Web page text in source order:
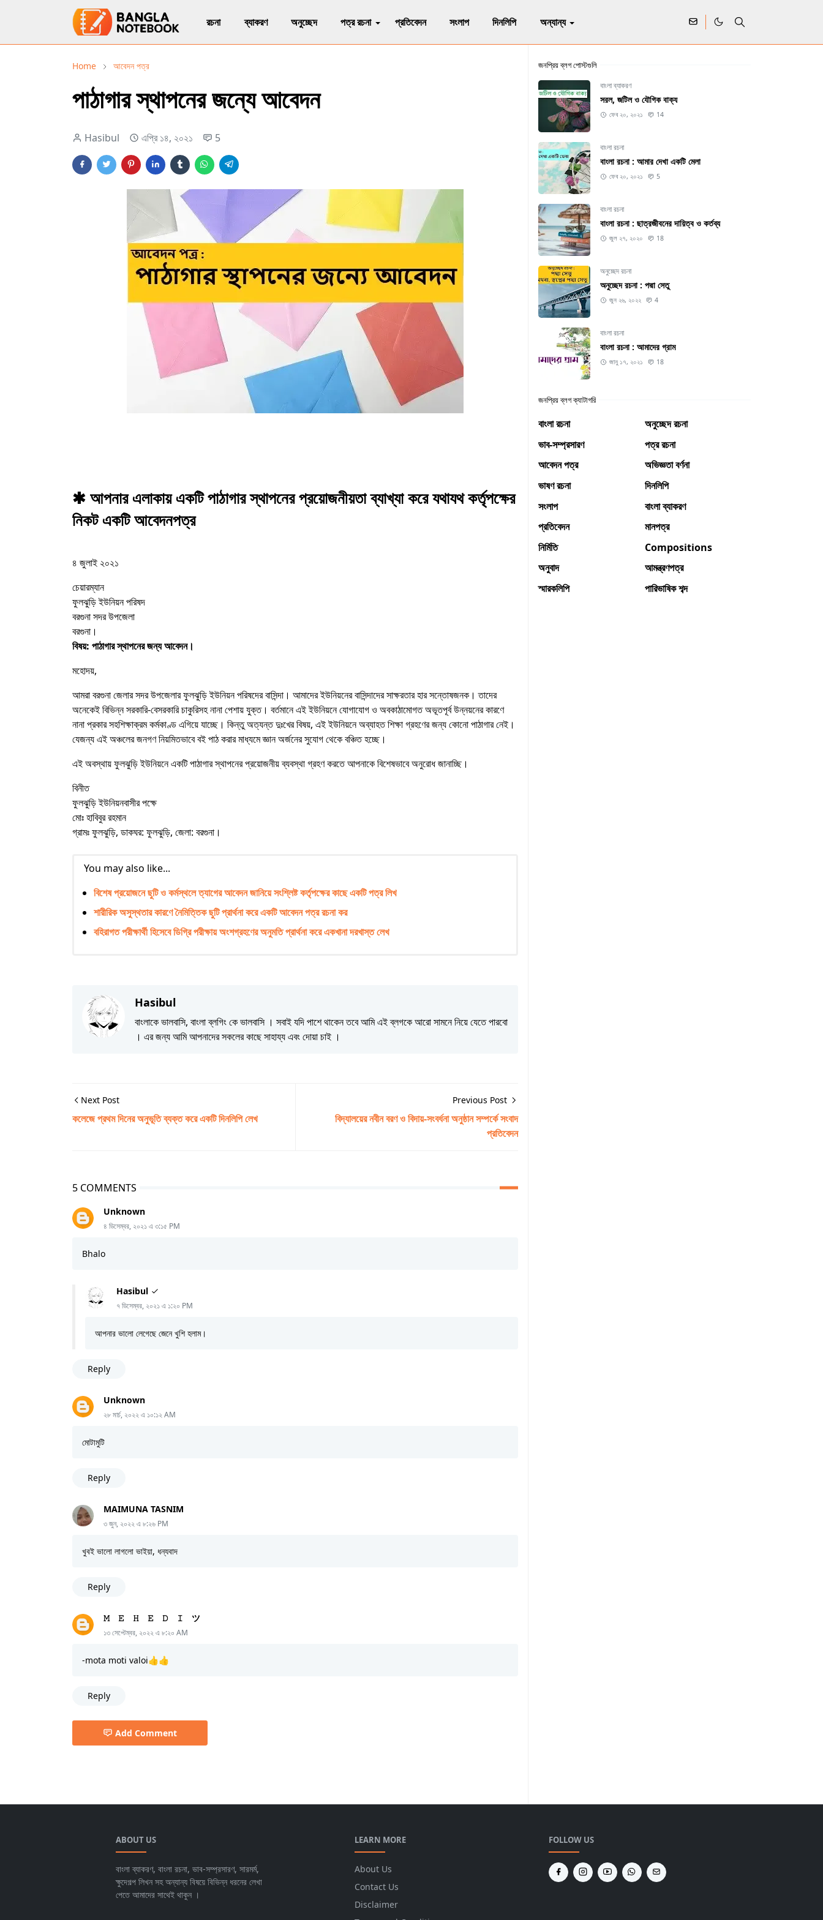
রচনা ব্যাকরণ অনুচ্ছেদ পত্র রচনা প্রতিবেদন সংলাপ দিনলিপি অন্যান্য
Home আবেদন পত্র
পাঠাগার স্থাপনের জন্যে আবেদন
Hasibul এপ্রি ১৪, ২০২১ 5
✱ আপনার এলাকায় একটি পাঠাগার স্থাপনের প্রয়োজনীয়তা ব্যাখ্যা করে যথাযথ কর্তৃপক্ষের
নিকট একটি আবেদনপত্র
৪ জুলাই ২০২১
চেয়ারম্যান
ফুলঝুড়ি ইউনিয়ন পরিষদ
বরগুনা সদর উপজেলা
বরগুনা।
বিষয়: পাঠাগার স্থাপনের জন্য আবেদন।
মহােদয়,
আমরা বরগুনা জেলার সদর উপজেলার ফুলঝুড়ি ইউনিয়ন পরিষদের বাসিন্দা। আমাদের ইউনিয়নের বাসিন্দাদের সাক্ষরতার হার সন্তোষজনক। তাদের
অনেকেই বিভিন্ন সরকারি-বেসরকারি চাকুরিসহ নানা পেশায় যুক্ত। বর্তমানে এই ইউনিয়নে যােগাযােগ ও অবকাঠামােগত অভূতপূর্ব উন্নয়নের কারণে
নানা প্রকার সহশিক্ষাক্রম কর্মকাণ্ড এগিয়ে যাচ্ছে। কিন্তু অত্যন্ত দুঃখের বিষয়, এই ইউনিয়নে অব্যাহত শিক্ষা গ্রহণের জন্য কোনাে পাঠাগার নেই।
যেজন্য এই অঞ্চলের জনগণ নিয়মিতভাবে বই পাঠ করার মাধ্যমে জ্ঞান অর্জনের সুযােগ থেকে বঞ্চিত হচ্ছে।
এই অবস্থায় ফুলঝুড়ি ইউনিয়নে একটি পাঠাগার স্থাপনের প্রয়ােজনীয় ব্যবস্থা গ্রহণ করতে আপনাকে বিশেষভাবে অনুরােধ জানাচ্ছি।
বিনীত
ফুলঝুড়ি ইউনিয়নবাসীর পক্ষে
মােঃ হাবিবুর রহমান
গ্রামঃ ফুলঝুড়ি, ডাকঘর: ফুলঝুড়ি, জেলা: বরগুনা।
You may also like...
বিশেষ প্রয়োজনে ছুটি ও কর্মস্থলে ত্যাগের আবেদন জানিয়ে সংশ্লিষ্ট কর্তৃপক্ষের কাছে একটি পত্র লিখ
শারীরিক অসুস্থতার কারণে নৈমিত্তিক ছুটি প্রার্থনা করে একটি আবেদন পত্র রচনা কর
বহিরাগত পরীক্ষার্থী হিসেবে ডিগ্রি পরীক্ষায় অংশগ্রহণের অনুমতি প্রার্থনা করে একখানা দরখাস্ত লেখ
Hasibul
বাংলাকে ভালবাসি, বাংলা ব্লগিং কে ভালবাসি । সবাই যদি পাশে থাকেন তবে আমি এই ব্লগকে আরো সামনে নিয়ে যেতে পারবো
। এর জন্য আমি আপনাদের সকলের কাছে সাহায্য এবং দোয়া চাই ।
Next Post
কলেজে প্রথম দিনের অনুভূতি ব্যক্ত করে একটি দিনলিপি লেখ
Previous Post
বিদ্যালয়ের নবীন বরণ ও বিদায়-সংবর্ধনা অনুষ্ঠান সম্পর্কে সংবাদ
প্রতিবেদন
5 COMMENTS
Unknown
৪ ডিসেম্বর, ২০২১ এ ৩:১৫ PM
Bhalo
Hasibul
৭ ডিসেম্বর, ২০২১ এ ১:২০ PM
আপনার ভালো লেগেছে জেনে খুশি হলাম।
Reply
Unknown
২৮ মার্চ, ২০২২ এ ১০:১২ AM
মোটামুটি
Reply
MAIMUNA TASNIM
৩ জুন, ২০২২ এ ৮:২৬ PM
খুবই ভালো লাগলো ভাইয়া, ধন্যবাদ
Reply
𝙼 𝙴 𝙷 𝙴 𝙳 𝙸 ツ
১৩ সেপ্টেম্বর, ২০২২ এ ৮:২০ AM
-mota moti valoi👍👍
Reply
Add Comment
জনপ্রিয় ব্লগ পোস্টগুলি
বাংলা ব্যাকরণ
সরল, জটিল ও যৌগিক বাক্য
ফেব ২০, ২০২১ 14
বাংলা রচনা
বাংলা রচনা : আমার দেখা একটি মেলা
ফেব ২০, ২০২১ 5
বাংলা রচনা
বাংলা রচনা : ছাত্রজীবনের দায়িত্ব ও কর্তব্য
জুল ২৭, ২০২০ 18
অনুচ্ছেদ রচনা
অনুচ্ছেদ রচনা : পদ্মা সেতু
জুন ২৬, ২০২২ 4
বাংলা রচনা
বাংলা রচনা : আমাদের গ্রাম
জানু ১৭, ২০২১ 18
জনপ্রিয় ব্লগ ক্যাটাগরি
বাংলা রচনা
অনুচ্ছেদ রচনা
ভাব-সম্প্রসারণ
পত্র রচনা
আবেদন পত্র
অভিজ্ঞতা বর্ণনা
ভাষণ রচনা
দিনলিপি
সংলাপ
বাংলা ব্যাকরণ
প্রতিবেদন
মানপত্র
নির্মিতি
Compositions
অনুবাদ
আমন্ত্রণপত্র
স্মারকলিপি
পারিভাষিক শব্দ
ABOUT US
বাংলা ব্যাকরণ, বাংলা রচনা, ভাব-সম্প্রসারণ, সারমর্ম,
ক্ষুদেগল্প লিখন সহ অন্যান্য বিষয়ে বিভিন্ন ধরনের লেখা
পেতে আমাদের সাথেই থাকুন ।
LEARN MORE
About Us
Contact Us
Disclaimer
FOLLOW US